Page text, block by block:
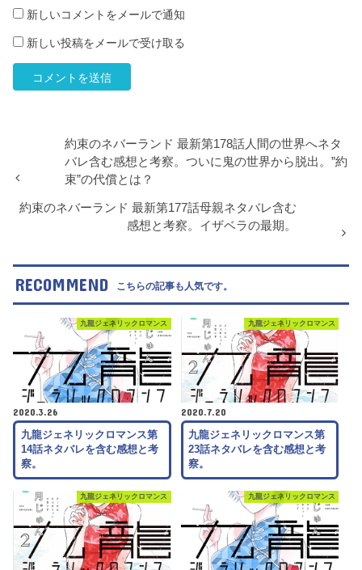
新しいコメントをメールで通知
新しい投稿をメールで受け取る
約束のネバーランド 最新第178話人間の世界へネタ
バレ含む感想と考察。ついに鬼の世界から脱出。”約
束”の代償とは？
約束のネバーランド 最新第177話母親ネタバレ含む
感想と考察。イザベラの最期。
RECOMMEND こちらの記事も人気です。
九龍ジェネリックロマンス
2020.3.26
九龍ジェネリックロマンス第
14話ネタバレを含む感想と考
察。
九龍ジェネリックロマンス
2020.7.20
九龍ジェネリックロマンス第
23話ネタバレを含む感想と考
察。
九龍ジェネリックロマンス 九龍ジェネリックロマンス